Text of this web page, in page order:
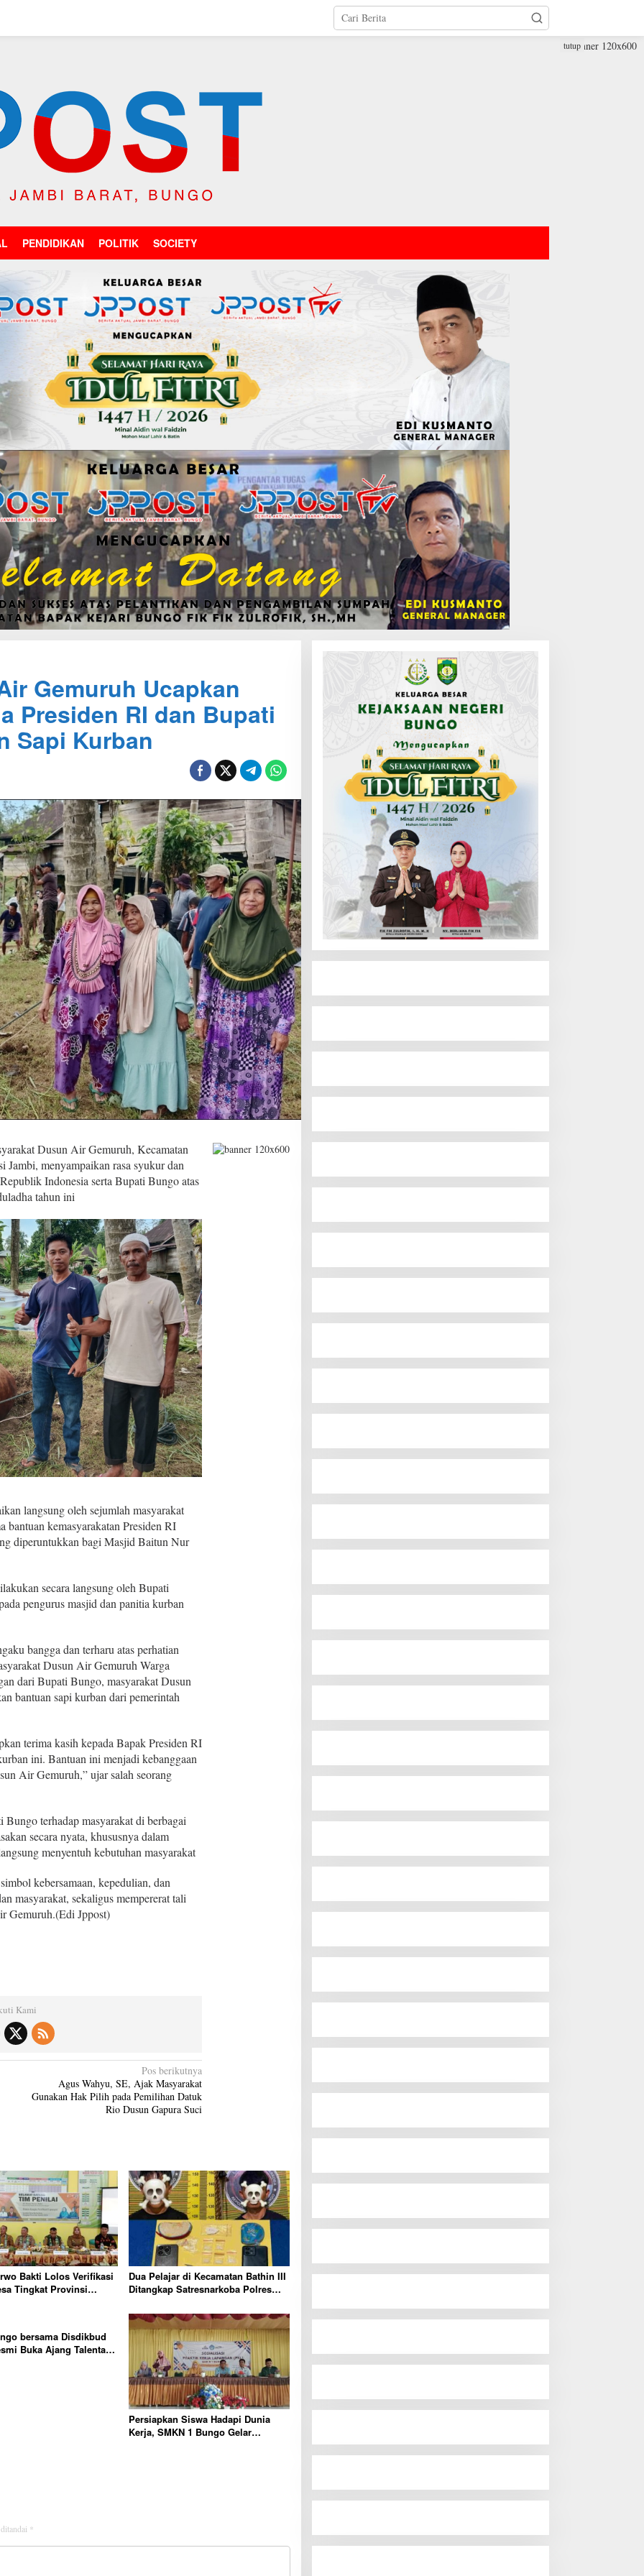
PENDIDIKAN POLITIK SOCIETY
tutup
Gemuruh Ucapkan
Presiden RI dan Bupati
Sapi Kurban
Dusun Air Gemuruh, Kecamatan
menyampaikan rasa syukur dan
Indonesia serta Bupati Bungo atas
tahun ini
langsung oleh sejumlah masyarakat
kemasyarakatan Presiden RI
diperuntukkan bagi Masjid Baitun Nur
secara langsung oleh Bupati
pengurus masjid dan panitia kurban
bangga dan terharu atas perhatian
Dusun Air Gemuruh Warga
dari Bupati Bungo, masyarakat Dusun
bantuan sapi kurban dari pemerintah
terima kasih kepada Bapak Presiden RI
ini. Bantuan ini menjadi kebanggaan
Air Gemuruh,” ujar salah seorang
terhadap masyarakat di berbagai
secara nyata, khususnya dalam
menyentuh kebutuhan masyarakat
kebersamaan, kepedulian, dan
masyarakat, sekaligus mempererat tali
Gemuruh.(Edi Jppost)
Kami
Pos berikutnya
Agus Wahyu, SE, Ajak Masyarakat
Gunakan Hak Pilih pada Pemilihan Datuk
Rio Dusun Gapura Suci
Bakti Lolos Verifikasi
Tingkat Provinsi
Dua Pelajar di Kecamatan Bathin III
Ditangkap Satresnarkoba Polres
bersama Disdikbud
Buka Ajang Talenta
Persiapkan Siswa Hadapi Dunia
Kerja, SMKN 1 Bungo Gelar
*